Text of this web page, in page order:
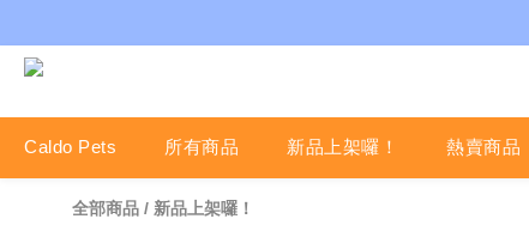
Caldo Pets 所有商品 新品上架囉！ 熱賣商品
全部商品 / 新品上架囉！